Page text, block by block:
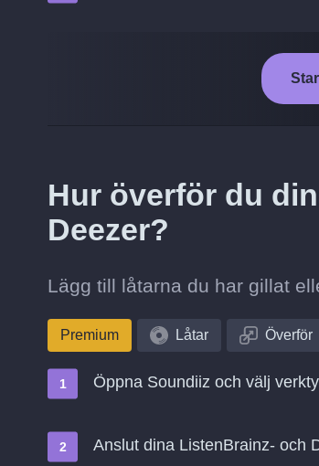
Hur överför du
Deezer?
Lägg till låtarna du har gillat
Premium Låtar Överför
Öppna Soundiiz och välj
Anslut dina ListenBrainz- och